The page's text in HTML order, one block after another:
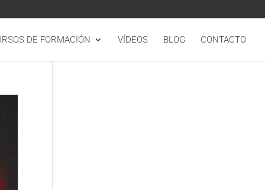
DE FORMACIÓN VÍDEOS BLOG CONTACTO